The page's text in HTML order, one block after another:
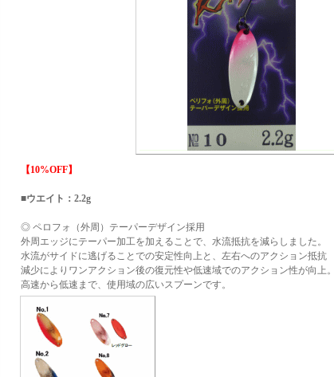
【10%OFF】
■ウエイト：2.2g
◎ ペロフォ（外周）テーパーデザイン採用
外周エッジにテーパー加工を加えることで、水流抵抗を減らしました。
水流がサイドに逃げることでの安定性向上と、左右へのアクション抵抗
減少によりワンアクション後の復元性や低速域でのアクション性が向上
高速から低速まで、使用域の広いスプーンです。